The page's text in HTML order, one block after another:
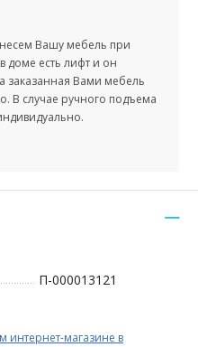
Вашу мебель при
доме есть лифт и он
заказанная Вами мебель
В случае ручного подъема
П-000013121
интернет-магазине в